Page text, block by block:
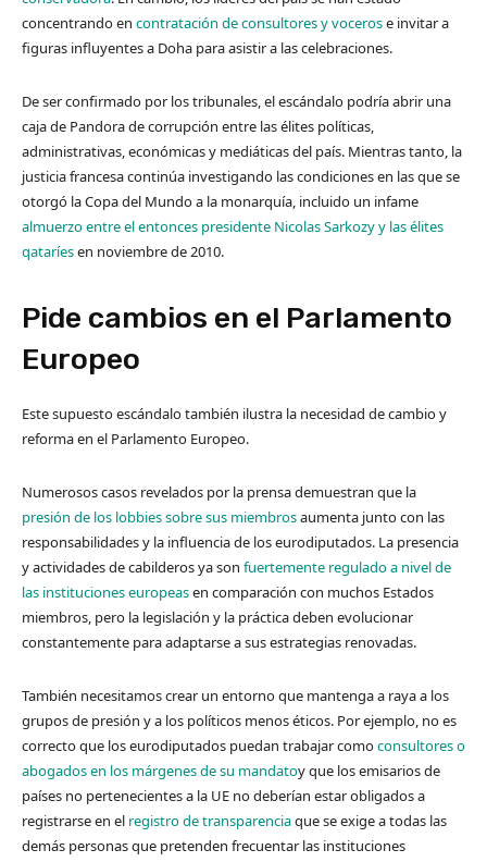
concentrando en contratación de consultores y vocerose invitar a
figuras influyentes a Doha para asistir a las celebraciones.
De ser confirmado por los tribunales, el escándalo podría abrir una
caja de Pandora de corrupción entre las élites políticas,
administrativas, económicas y mediáticas del país. Mientras tanto, la
justicia francesa continúa investigando las condiciones en las que se
otorgó la Copa del Mundo a la monarquía, incluido un infame
almuerzo entre el entonces presidente Nicolas Sarkozy y las élites
qataríesen noviembre de 2010.
Pide cambios en el Parlamento
Europeo
Este supuesto escándalo también ilustra la necesidad de cambio y
reforma en el Parlamento Europeo.
Numerosos casos revelados por la prensa demuestran que la
presión de los lobbies sobre sus miembrosaumenta junto con las
responsabilidades y la influencia de los eurodiputados. La presencia
y actividades de cabilderos ya son fuertemente regulado a nivel de
las instituciones europeasen comparación con muchos Estados
miembros, pero la legislación y la práctica deben evolucionar
constantemente para adaptarse a sus estrategias renovadas.
También necesitamos crear un entorno que mantenga a raya a los
grupos de presión y a los políticos menos éticos. Por ejemplo, no es
correcto que los eurodiputados puedan trabajar comoconsultores o
abogados en los márgenes de su mandatoy que los emisarios de
países no pertenecientes a la UE no deberían estar obligados a
registrarse en el registro de transparenciaque se exige a todas las
demás personas que pretenden frecuentar las instituciones